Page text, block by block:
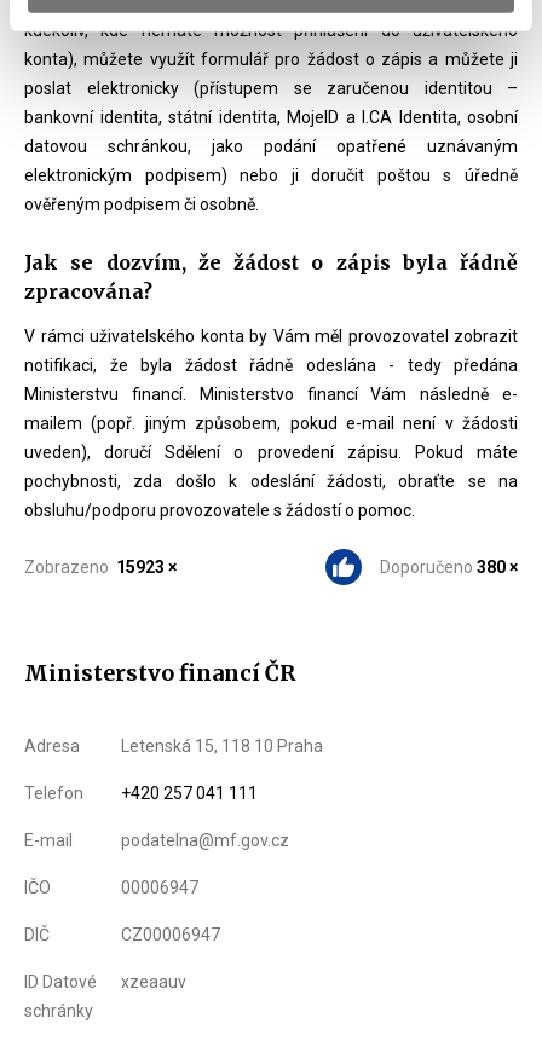
kdekoliv, kde nemáte možnost přihlášení do uživatelského
konta), můžete využít formulář pro žádost o zápis a můžete ji
poslat elektronicky (přístupem se zaručenou identitou –
bankovní identita, státní identita, MojeID a I.CA Identita, osobní
datovou schránkou, jako podání opatřené uznávaným
elektronickým podpisem) nebo ji doručit poštou s úředně
ověřeným podpisem či osobně.
Jak se dozvím, že žádost o zápis byla řádně
zpracována?
V rámci uživatelského konta by Vám měl provozovatel zobrazit
notifikaci, že byla žádost řádně odeslána - tedy předána
Ministerstvu financí. Ministerstvo financí Vám následně e-
mailem (popř. jiným způsobem, pokud e-mail není v žádosti
uveden), doručí Sdělení o provedení zápisu. Pokud máte
pochybnosti, zda došlo k odeslání žádosti, obraťte se na
obsluhu/podporu provozovatele s žádostí o pomoc.
Zobrazeno 15923 × Doporučeno 380 ×
Ministerstvo financí ČR
Adresa Letenská 15, 118 10 Praha
Telefon +420 257 041 111
E-mail podatelna@mf.gov.cz
IČO 00006947
DIČ CZ00006947
ID Datové
schránky
xzeaauv